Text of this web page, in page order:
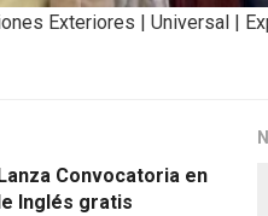
Exteriores | Universal |
Convocatoria en
Inglés gratis